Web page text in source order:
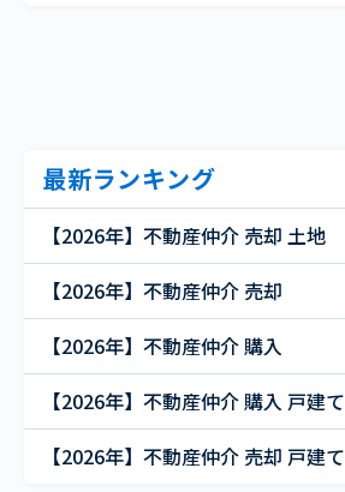
最新ランキング
【2026年】不動産仲介 売却 土地
【2026年】不動産仲介 売却
【2026年】不動産仲介 購入
【2026年】不動産仲介 購入 戸建て
【2026年】不動産仲介 売却 戸建て